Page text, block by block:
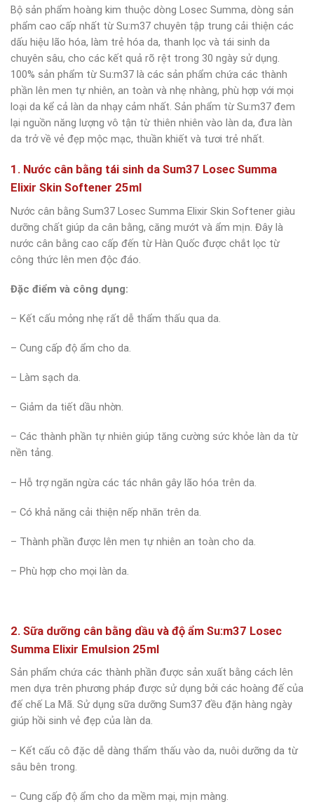
Bộ sản phẩm hoàng kim thuộc dòng Losec Summa, dòng sản
phẩm cao cấp nhất từ Su:m37 chuyên tập trung cải thiện các
dấu hiệu lão hóa, làm trẻ hóa da, thanh lọc và tái sinh da
chuyên sâu, cho các kết quả rõ rệt trong 30 ngày sử dụng.
100% sản phẩm từ Su:m37 là các sản phẩm chứa các thành
phần lên men tự nhiên, an toàn và nhẹ nhàng, phù hợp với mọi
loại da kể cả làn da nhạy cảm nhất. Sản phẩm từ Su:m37 đem
lại nguồn năng lượng vô tận từ thiên nhiên vào làn da, đưa làn
da trở về vẻ đẹp mộc mạc, thuần khiết và tươi trẻ nhất.
1. Nước cân bằng tái sinh da Sum37 Losec Summa
Elixir Skin Softener 25ml
Nước cân bằng Sum37 Losec Summa Elixir Skin Softener giàu
dưỡng chất giúp da cân bằng, căng mướt và ẩm mịn. Đây là
nước cân bằng cao cấp đến từ Hàn Quốc được chắt lọc từ
công thức lên men độc đáo.
Đặc điểm và công dụng:
– Kết cấu mỏng nhẹ rất dễ thẩm thấu qua da.
– Cung cấp độ ẩm cho da.
– Làm sạch da.
– Giảm da tiết dầu nhờn.
– Các thành phần tự nhiên giúp tăng cường sức khỏe làn da từ
nền tảng.
– Hỗ trợ ngăn ngừa các tác nhân gây lão hóa trên da.
– Có khả năng cải thiện nếp nhăn trên da.
– Thành phần được lên men tự nhiên an toàn cho da.
– Phù hợp cho mọi làn da.
2. Sữa dưỡng cân bằng dầu và độ ẩm Su:m37 Losec
Summa Elixir Emulsion 25ml
Sản phẩm chứa các thành phần được sản xuất bằng cách lên
men dựa trên phương pháp được sử dụng bởi các hoàng đế của
đế chế La Mã. Sử dụng sữa dưỡng Sum37 đều đặn hàng ngày
giúp hồi sinh vẻ đẹp của làn da.
– Kết cấu cô đặc dễ dàng thẩm thấu vào da, nuôi dưỡng da từ
sâu bên trong.
– Cung cấp độ ẩm cho da mềm mại, mịn màng.